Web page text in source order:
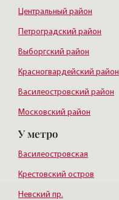
Центральный район
Петроградский район
Выборгский район
Красногвардейский район
Василеостровский район
Московский район
Курортный район
У метро
Василеостровская
Крестовский остров
Невский пр.